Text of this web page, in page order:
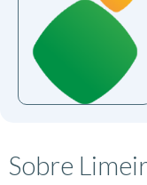
Sobre